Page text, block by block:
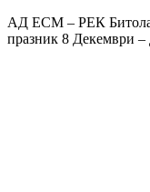
АД ЕСМ – РЕК Битола
празник 8 Декември